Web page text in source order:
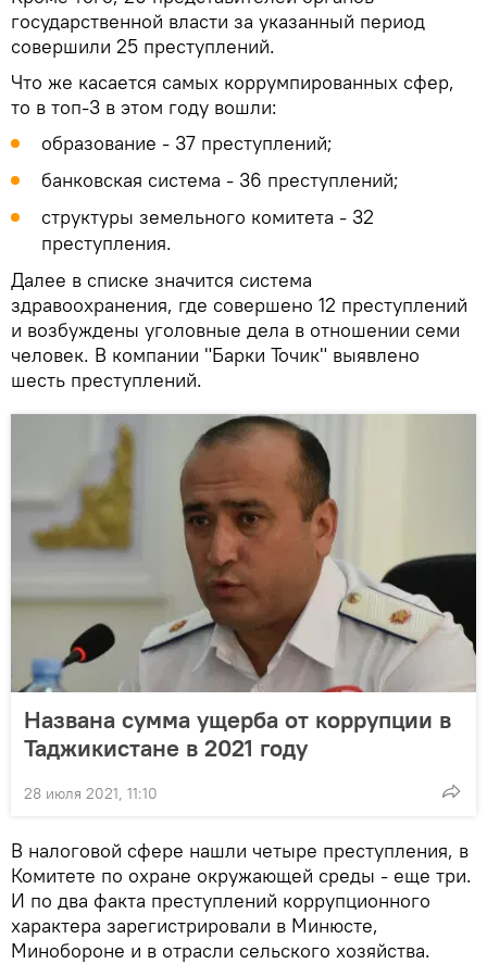
государственной власти за указанный период
совершили 25 преступлений.
Что же касается самых коррумпированных сфер,
то в топ-3 в этом году вошли:
образование - 37 преступлений;
банковская система - 36 преступлений;
структуры земельного комитета - 32
преступления.
Далее в списке значится система
здравоохранения, где совершено 12 преступлений
и возбуждены уголовные дела в отношении семи
человек. В компании "Барки Точик" выявлено
шесть преступлений.
Названа сумма ущерба от коррупции в
Таджикистане в 2021 году
28 июля 2021, 11:10
В налоговой сфере нашли четыре преступления, в
Комитете по охране окружающей среды - еще три.
И по два факта преступлений коррупционного
характера зарегистрировали в Минюсте,
Минобороне и в отрасли сельского хозяйства.